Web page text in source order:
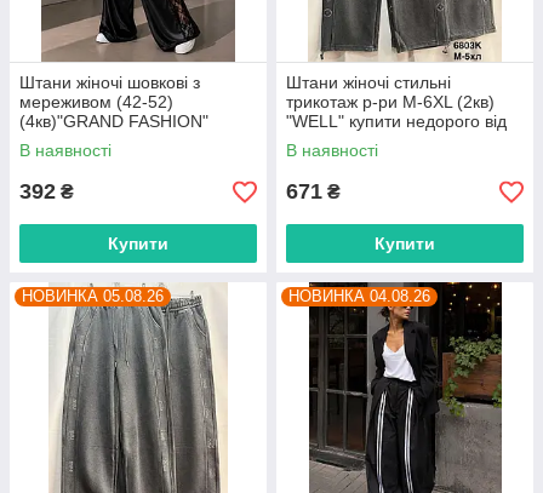
Штани жіночі шовкові з
мереживом (42-52)
(4кв)"GRAND FASHION"
недорого від прямого
постачальника
В наявності
392 ₴
Купити
Штани жіночі стильні
трикотаж р-ри M-6XL (2кв)
"WELL" купити недорого від
прямого постачальника
В наявності
671 ₴
Купити
НОВИНКА 05.08.26 НОВИНКА 04.08.26